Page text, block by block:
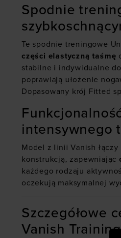
Spodnie
Te spodnie treningowe
części elastyczną taśmę
stabilne i indywidualne
poprawiają ułożenie
Dopasowany krój Fitted
intensywnego
Model z linii Vanish
konstrukcją, zapewniając
każdego rodzaju
oczekują maksymalnej
Szczegółowe
Vanish